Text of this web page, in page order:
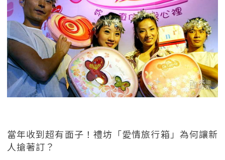
當年收到超有面子！禮坊「愛情旅行箱」為何讓新
人搶著訂？